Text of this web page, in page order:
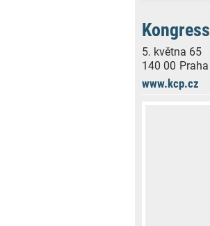
5. května 65
140 00
www.kcp.cz